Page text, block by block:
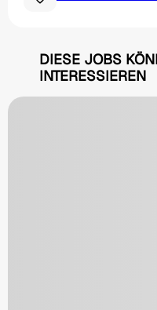
DIESE JOBS
INTERESSIEREN